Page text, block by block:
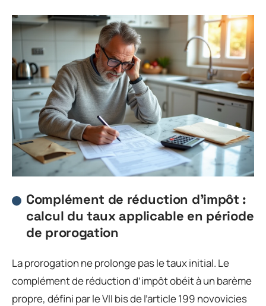
Complément de réduction d’impôt :
calcul du taux applicable en période
de prorogation
La prorogation ne prolonge pas le taux initial. Le
complément de réduction d’impôt obéit à un barème
propre, défini par le VII bis de l’article 199 novovicies